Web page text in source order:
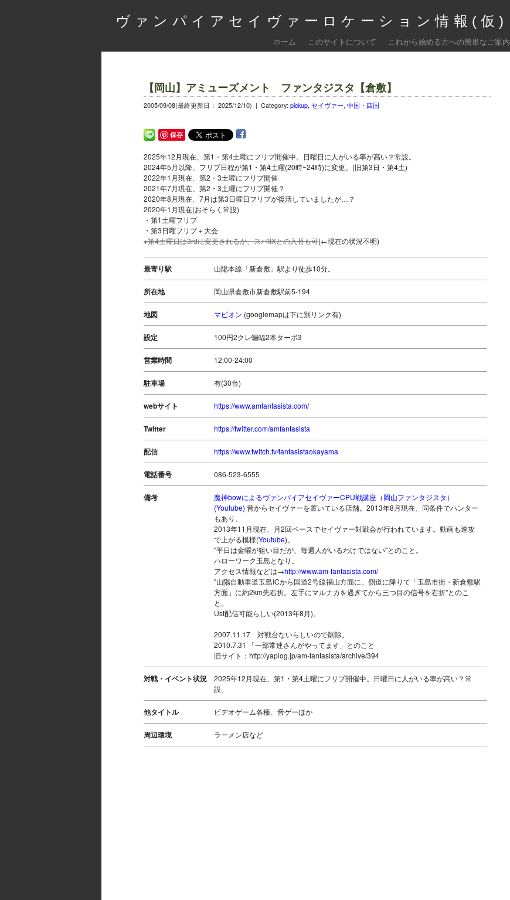
ヴァンパイアセイヴァーロケーション情報(仮)
ホーム このサイトについて これから始める方への簡単なご案内
【岡山】アミューズメント ファンタジスタ【倉敷】
2005/09/08(最終更新日： 2025/12/10) | Category: pickup, セイヴァー, 中国・四国
保存
2025年12月現在、第1・第4土曜にフリプ開催中。日曜日に人がいる率が高い？常設。
2024年5月以降、フリプ日程が第1・第4土曜(20時~24時)に変更。(旧第3日・第4土)
2022年1月現在、第2・3土曜にフリプ開催
2021年7月現在、第2・3土曜にフリプ開催？
2020年8月現在、7月は第3日曜日フリプが復活していましたが…？
2020年1月現在(おそらく常設)
・第1土曜フリプ
・第3日曜フリプ＋大会
※第4土曜日は3rdに変更されるが、スパIIXとの入替も可(←現在の状況不明)
最寄り駅 山陽本線「新倉敷」駅より徒歩10分。
所在地 岡山県倉敷市新倉敷駅前5-194
地図 マピオン (googlemapは下に別リンク有)
設定 100円2クレ蝙蝠2本ターボ3
営業時間 12:00-24:00
駐車場 有(30台)
webサイト https://www.amfantasista.com/
Twitter https://twitter.com/amfantasista
配信 https://www.twitch.tv/fantasistaokayama
電話番号 086-523-6555
備考
魔神bowによるヴァンパイアセイヴァーCPU戦講座（岡山ファンタジスタ）
(Youtube) 昔からセイヴァーを置いている店舗。2013年8月現在、同条件でハンター
もあり。
2013年11月現在、月2回ペースでセイヴァー対戦会が行われています。動画も速攻
で上がる模様(Youtube)。
"平日は金曜が狙い目だが、毎週人がいるわけではない"とのこと。
ハローワーク玉島となり。
アクセス情報などは→http://www.am-fantasista.com/
"山陽自動車道玉島ICから国道2号線福山方面に。側道に降りて「玉島市街・新倉敷駅
方面」に約2km先右折。左手にマルナカを過ぎてから三つ目の信号を右折"とのこ
と。
Ust配信可能らしい(2013年8月)。
2007.11.17 対戦台ないらしいので削除。
2010.7.31 「一部常連さんがやってます」とのこと
旧サイト：http://yaplog.jp/am-fantasista/archive/394
対戦・イベント状況
2025年12月現在、第1・第4土曜にフリプ開催中。日曜日に人がいる率が高い？常
設。
他タイトル ビデオゲーム各種、音ゲーほか
周辺環境 ラーメン店など